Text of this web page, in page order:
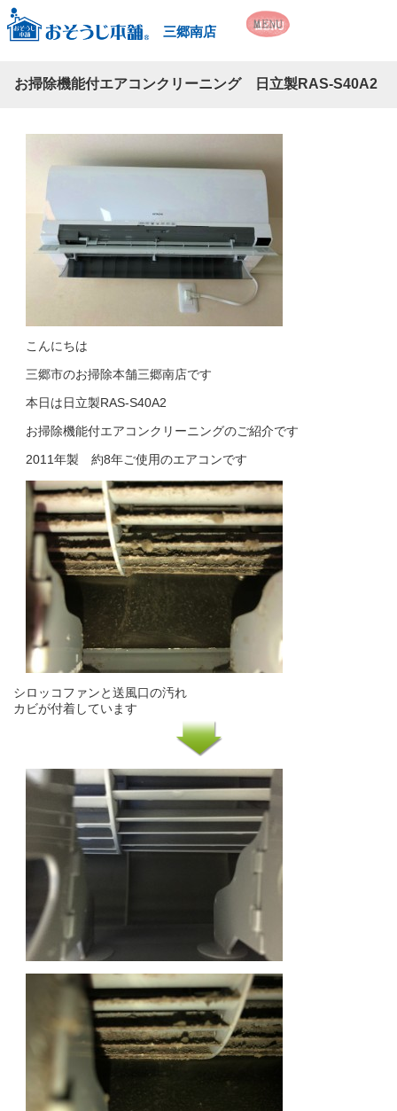
三郷南店
お掃除機能付エアコンクリーニング 日立製RAS-S40A2
こんにちは
三郷市のお掃除本舗三郷南店です
本日は日立製RAS-S40A2
お掃除機能付エアコンクリーニングのご紹介です
2011年製 約8年ご使用のエアコンです
シロッコファンと送風口の汚れ
カビが付着しています